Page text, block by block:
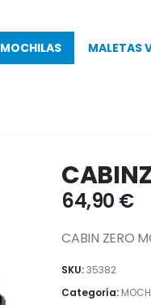
MOCHILAS MALETAS
64,90 €
CABIN ZERO
SKU:35382
Categoría: